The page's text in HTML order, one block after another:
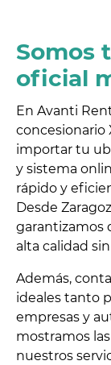
Somos
oficial
En Avanti
concesionario
importar tu
y sistema
rápido y
Desde
garantizamos
alta calidad
Además,
ideales tanto
empresas y
mostramos
nuestros